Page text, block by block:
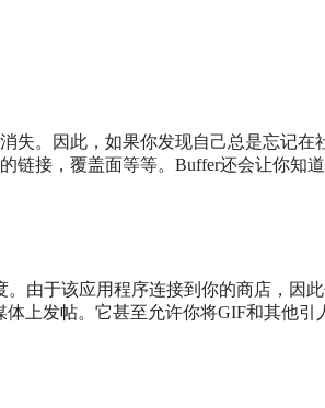
。因此，如果你发现自己总是忘记在
链接，覆盖面等等。Buffer还会让你知道
由于该应用程序连接到你的商店，因
上发帖。它甚至允许你将GIF和其他引